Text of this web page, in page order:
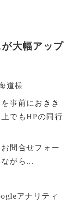
大幅アップ
道様
事前におきき
でもHPの同行
問合せフォー
がら...
アナリティ